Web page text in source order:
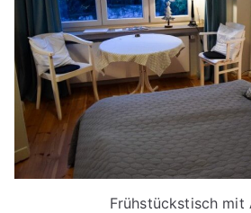
Frühstückstisch mit